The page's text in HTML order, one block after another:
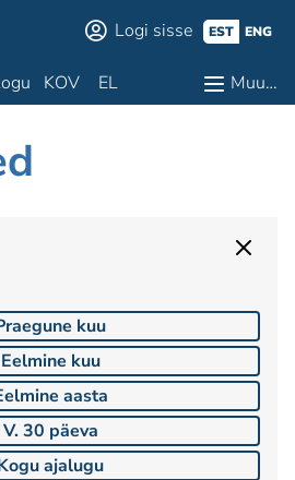
Logi sisse EST ENG
KOV EL Muu…
kuu
Eelmine kuu
aasta
V. 30 päeva
ajalugu